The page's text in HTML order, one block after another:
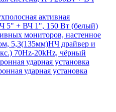
активная
5" + ВЧ 1", 150 Вт (белый)
мониторов, настенное
5,3(135мм)НЧ драйвер и
70Hz-20kHz, чёрный
ударная установка
ударная установка